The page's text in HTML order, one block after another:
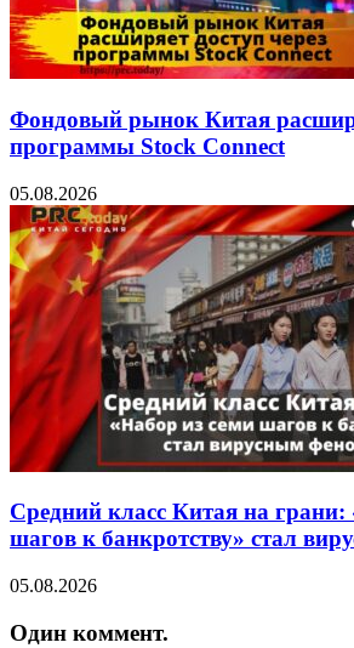
Фондовый рынок Китая
программы Stock Connect
05.08.2026
Средний класс Китая на грани:
шагов к банкротству» стал
05.08.2026
Один коммент.